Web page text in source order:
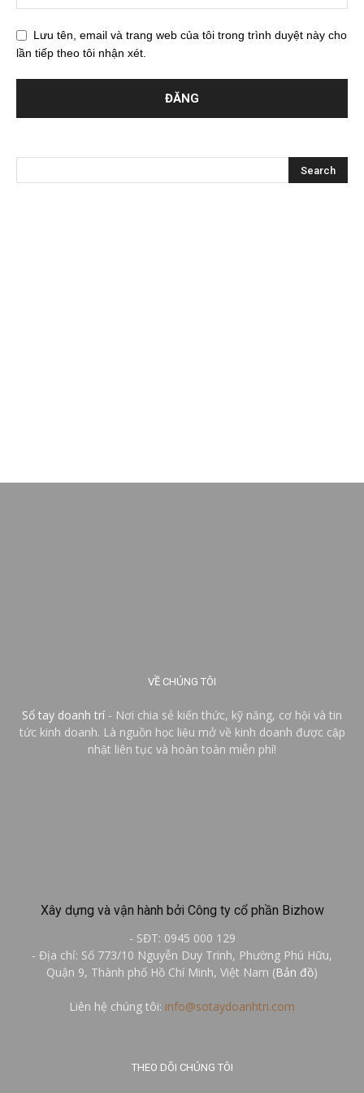
Lưu tên, email và trang web của tôi trong trình duyệt này cho
lần tiếp theo tôi nhận xét.
VỀ CHÚNG TÔI
Sổ tay doanh trí - Nơi chia sẻ kiến thức, kỹ năng, cơ hội và tin
tức kinh doanh. Là nguồn học liệu mở về kinh doanh được cập
nhật liên tục và hoàn toàn miễn phí!
Xây dựng và vận hành bởi Công ty cổ phần Bizhow
- SĐT: 0945 000 129
- Địa chỉ: Số 773/10 Nguyễn Duy Trinh, Phường Phú Hữu,
Quận 9, Thành phố Hồ Chí Minh, Việt Nam (Bản đồ)
Liên hệ chúng tôi: info@sotaydoanhtri.com
THEO DÕI CHÚNG TÔI